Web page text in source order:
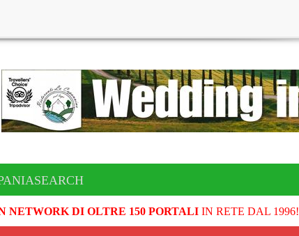
NETWORK DI OLTRE 150 PORTALIIN RETE DAL 1996!